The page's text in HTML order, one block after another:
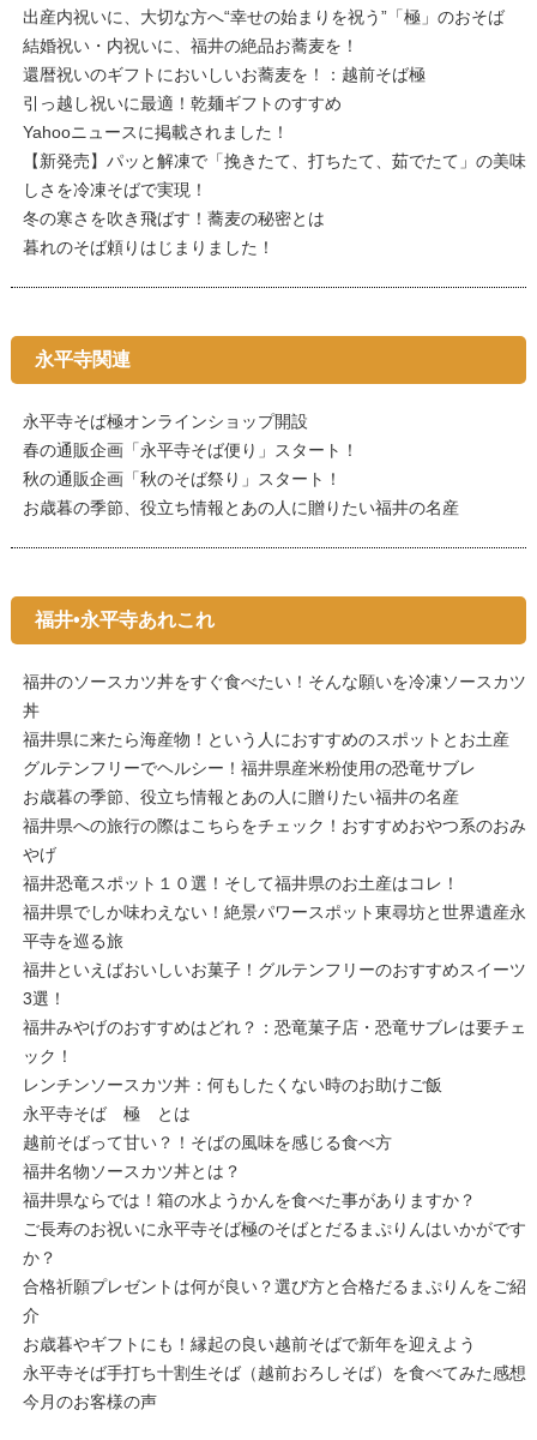
出産内祝いに、大切な方へ“幸せの始まりを祝う”「極」のおそば
結婚祝い・内祝いに、福井の絶品お蕎麦を！
還暦祝いのギフトにおいしいお蕎麦を！：越前そば極
引っ越し祝いに最適！乾麺ギフトのすすめ
Yahooニュースに掲載されました！
【新発売】パッと解凍で「挽きたて、打ちたて、茹でたて」の美味
しさを冷凍そばで実現！
冬の寒さを吹き飛ばす！蕎麦の秘密とは
暮れのそば頼りはじまりました！
永平寺関連
永平寺そば極オンラインショップ開設
春の通販企画「永平寺そば便り」スタート！
秋の通販企画「秋のそば祭り」スタート！
お歳暮の季節、役立ち情報とあの人に贈りたい福井の名産
福井•永平寺あれこれ
福井のソースカツ丼をすぐ食べたい！そんな願いを冷凍ソースカツ
丼
福井県に来たら海産物！という人におすすめのスポットとお土産
グルテンフリーでヘルシー！福井県産米粉使用の恐竜サブレ
お歳暮の季節、役立ち情報とあの人に贈りたい福井の名産
福井県への旅行の際はこちらをチェック！おすすめおやつ系のおみ
やげ
福井恐竜スポット１０選！そして福井県のお土産はコレ！
福井県でしか味わえない！絶景パワースポット東尋坊と世界遺産永
平寺を巡る旅
福井といえばおいしいお菓子！グルテンフリーのおすすめスイーツ
3選！
福井みやげのおすすめはどれ？：恐竜菓子店・恐竜サブレは要チェ
ック！
レンチンソースカツ丼：何もしたくない時のお助けご飯
永平寺そば 極 とは
越前そばって甘い？！そばの風味を感じる食べ方
福井名物ソースカツ丼とは？
福井県ならでは！箱の水ようかんを食べた事がありますか？
ご長寿のお祝いに永平寺そば極のそばとだるまぷりんはいかがです
か？
合格祈願プレゼントは何が良い？選び方と合格だるまぷりんをご紹
介
お歳暮やギフトにも！縁起の良い越前そばで新年を迎えよう
永平寺そば手打ち十割生そば（越前おろしそば）を食べてみた感想
今月のお客様の声